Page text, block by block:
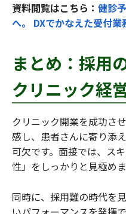
資料閲覧はこちら： 健診
へ。 DXでかなえた受付業
まとめ：採用
クリニック経
クリニック開業を成功さ
感し、患者さんに寄り添
可欠です。面接では、ス
性」をしっかりと見極めま
同時に、採用難の時代を